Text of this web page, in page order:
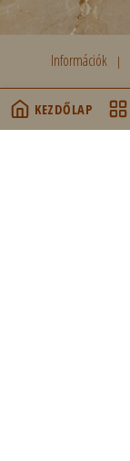
Információk
KEZDŐLAP